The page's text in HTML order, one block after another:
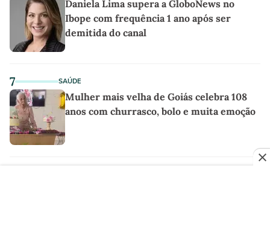
Daniela Lima supera a GloboNews no
Ibope com frequência 1 ano após ser
demitida do canal
7 SAÚDE
Mulher mais velha de Goiás celebra 108
anos com churrasco, bolo e muita emoção